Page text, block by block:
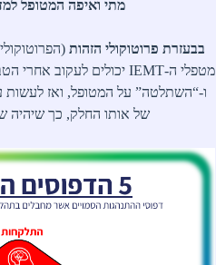
מתי ואיפה המטופל
בבעזרת פרוטוקולי הזהות
מטפלי ה-IEMT יכולים לעקוב אחרי
ו-“השתלטה” על המטופל, ואז לעשות
של אותו החלק, כך שיהיה